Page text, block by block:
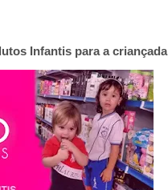
Infantis para a criançada